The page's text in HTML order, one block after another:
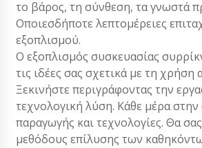
το βάρος, τη σύνθεση, τα γνωστά
Οποιεσδήποτε λεπτομέρειες
εξοπλισμού.
Ο εξοπλισμός συσκευασίας
τις ιδέες σας σχετικά με τη
Ξεκινήστε περιγράφοντας την
τεχνολογική λύση. Κάθε μέρα
παραγωγής και τεχνολογίες. Θα
μεθόδους επίλυσης των